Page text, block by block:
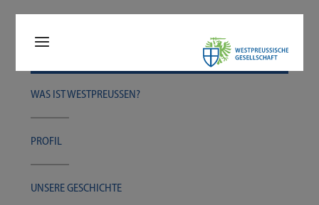
WAS IST WESTPREUSSEN?
PRO­FIL
UNSE­RE GESCHICHTE